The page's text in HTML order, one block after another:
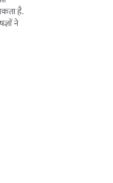
है.
ने